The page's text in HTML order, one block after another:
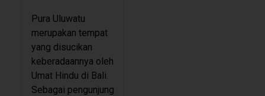
Pura Uluwatu
merupakan tempat
yang disucikan
keberadaannya oleh
Umat Hindu di Bali.
Sebagai pengunjung